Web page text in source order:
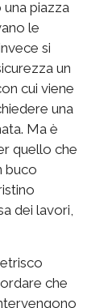
una piazza
le
si
un
cui viene
una
Ma è
quello che
buco
dei lavori,
che